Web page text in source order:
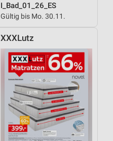
I_Bad_01_26_ES
Gültig bis Mo. 30.11.
XXXLutz